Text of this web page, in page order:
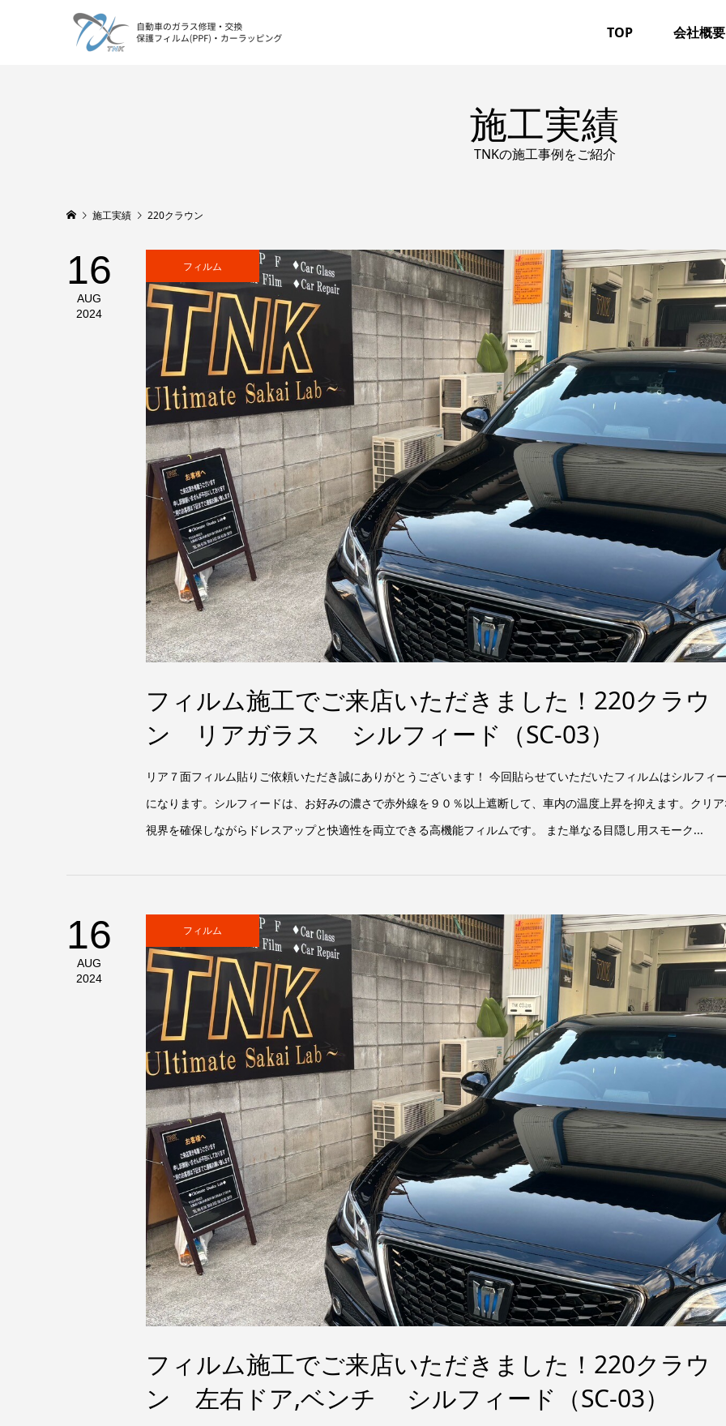
TOP 会社概要
施工実績
TNKの施工事例をご紹介
施工実績 220クラウン
16
AUG
2024
フィルム
フィルム施工でご来店いただきました！220クラウ
ン リアガラス シルフィード（SC-03）
リア７面フィルム貼りご依頼いただき誠にありがとうございます！ 今回貼らせていただいたフィルムはシルフィ
になります。シルフィードは、お好みの濃さで赤外線を９０％以上遮断して、車内の温度上昇を抑えます。クリ
視界を確保しながらドレスアップと快適性を両立できる高機能フィルムです。 また単なる目隠し用スモーク...
16
AUG
2024
フィルム
フィルム施工でご来店いただきました！220クラウ
ン 左右ドア,ベンチ シルフィード（SC-03）